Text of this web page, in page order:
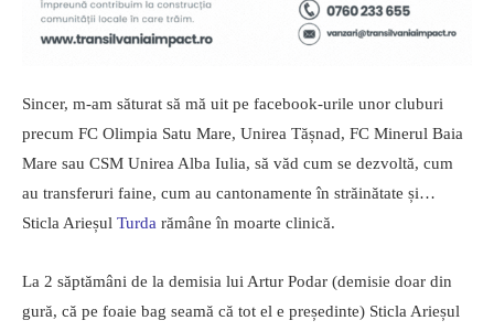
Sincer, m-am săturat să mă uit pe facebook-urile unor cluburi
precum FC Olimpia Satu Mare, Unirea Tășnad, FC Minerul Baia
Mare sau CSM Unirea Alba Iulia, să văd cum se dezvoltă, cum
au transferuri faine, cum au cantonamente în străinătate și…
Sticla Arieșul Turda rămâne în moarte clinică.
La 2 săptămâni de la demisia lui Artur Podar (demisie doar din
gură, că pe foaie bag seamă că tot el e președinte) Sticla Arieșul